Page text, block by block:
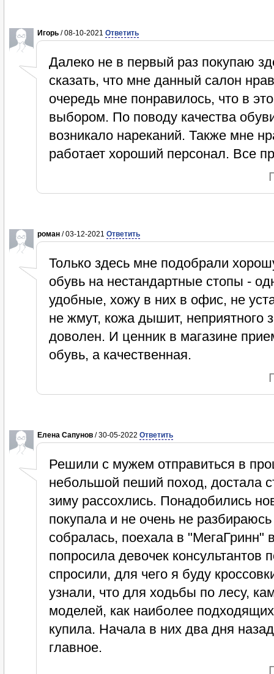
Игорь / 08-10-2021 Ответить
Далеко не в первый раз покупаю
сказать, что мне данный салон
очередь мне понравилось, что в
выбором. По поводу качества
возникало нареканий. Также мне
работает хороший персонал. Все
роман / 03-12-2021 Ответить
Только здесь мне подобрали
обувь на нестандартные стопы -
удобные, хожу в них в офис, не
не жмут, кожа дышит, неприятного
доволен. И ценник в магазине
обувь, а качественная.
Елена Сапунов / 30-05-2022 Ответить
Решили с мужем отправиться в
небольшой пеший поход, достала
зиму рассохлись. Понадобились
покупала и не очень не
собралась, поехала в "МегаГринн"
попросила девочек
спросили, для чего я буду
узнали, что для ходьбы по лесу,
моделей, как наиболее
купила. Начала в них два дня
главное.